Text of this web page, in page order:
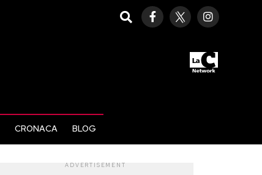
CRONACA BLOG
ADVERTISEMENT